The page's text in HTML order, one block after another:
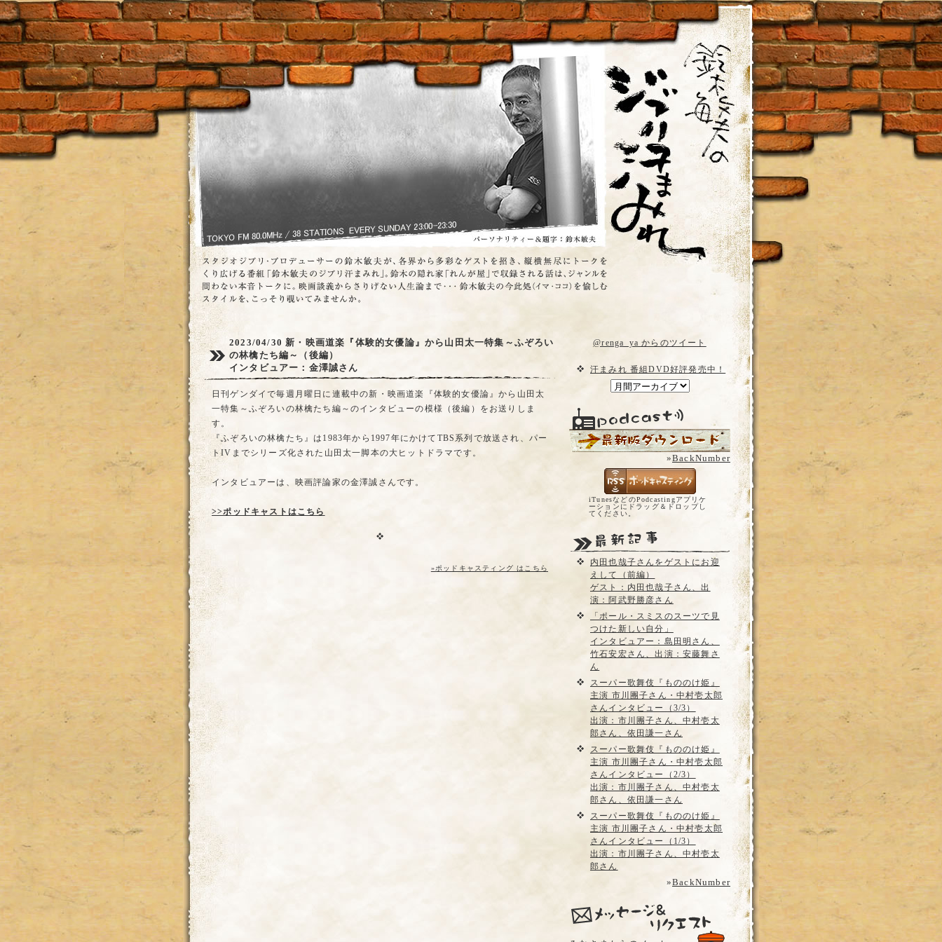
2023/04/30新・映画道楽『体験的女優論』から山田太一特集～ふぞろい
の林檎たち編～（後編）
インタビュアー：金澤誠さん
日刊ゲンダイで毎週月曜日に連載中の新・映画道楽『体験的女優論』から山田太
一特集～ふぞろいの林檎たち編～のインタビューの模様（後編）をお送りしま
す。
『ふぞろいの林檎たち』は1983年から1997年にかけてTBS系列で放送され、パー
トIVまでシリーズ化された山田太一脚本の大ヒットドラマです。
インタビュアーは、映画評論家の金澤誠さんです。
>>ポッドキャストはこちら
»ポッドキャスティング はこちら
@renga_ya からのツイート
汗まみれ 番組DVD好評発売中！
»BackNumber
iTunesなどのPodcastingアプリケ
ーションにドラッグ＆ドロップし
てください。
内田也哉子さんをゲストにお迎
えして（前編）
ゲスト：内田也哉子さん、出
演：阿武野勝彦さん
「ポール・スミスのスーツで見
つけた新しい自分」
インタビュアー：島田明さん、
竹石安宏さん、出演：安藤舞さ
ん
スーパー歌舞伎『もののけ姫』
主演 市川團子さん・中村壱太郎
さんインタビュー（3/3）
出演：市川團子さん、中村壱太
郎さん、依田謙一さん
スーパー歌舞伎『もののけ姫』
主演 市川團子さん・中村壱太郎
さんインタビュー（2/3）
出演：市川團子さん、中村壱太
郎さん、依田謙一さん
スーパー歌舞伎『もののけ姫』
主演 市川團子さん・中村壱太郎
さんインタビュー（1/3）
出演：市川團子さん、中村壱太
郎さん
»BackNumber